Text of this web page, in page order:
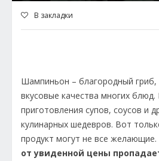
В закладки
Шампиньон – благородный
вкусовые качества многих блюд.
приготовления супов, соусов и
кулинарных шедевров. Вот
продукт могут не все желающие.
от увиденной цены